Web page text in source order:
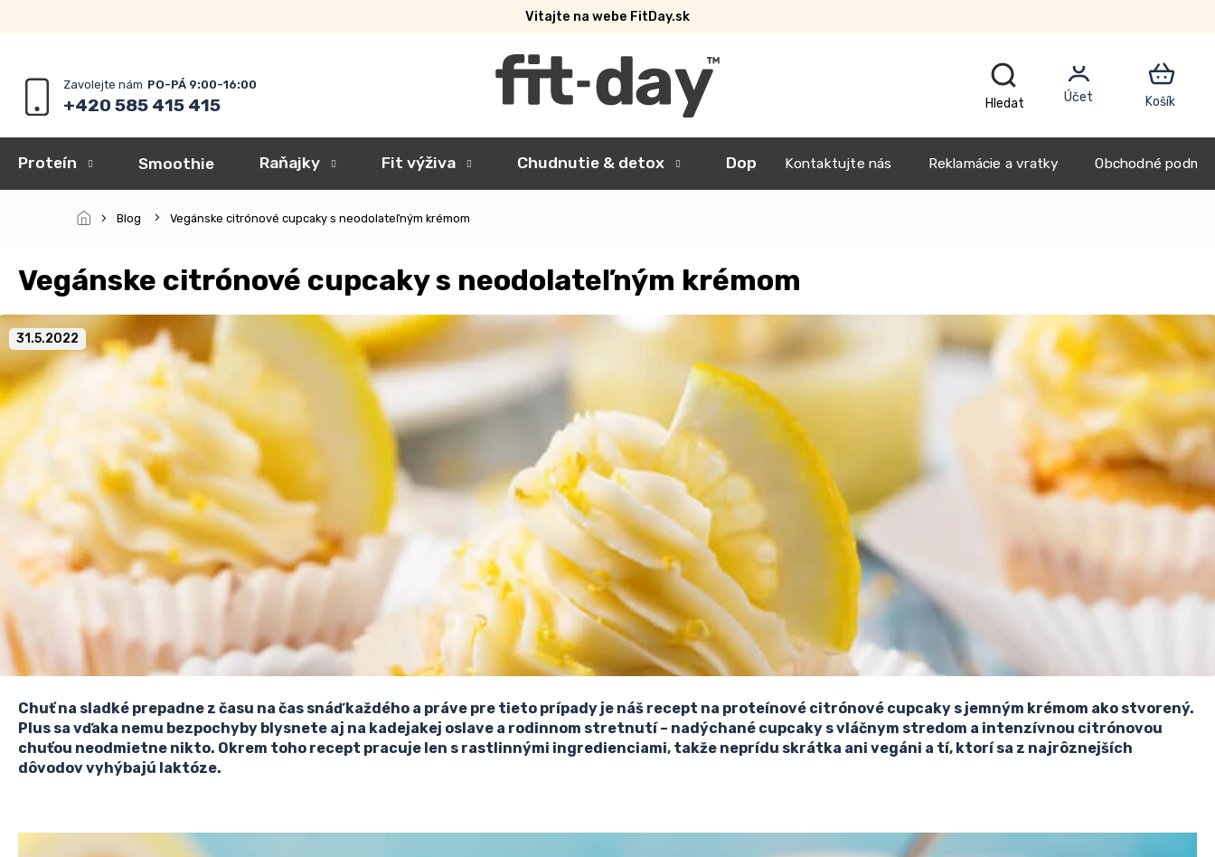
Vitajte na webe FitDay.sk
+420 585 415 415
Kontaktujte nás Reklamácie a vratky Obchodné
Proteín Smoothie Raňajky Fit výživa Chudnutie & detox Doplnky Blog Náš príbeh
Blog Vegánske citrónové cupcaky s neodolateľným krémom
Vegánske citrónové cupcaky s neodolateľným krémom
31.5.2022
Chuť na sladké prepadne z času na čas snáď každého a práve pre tieto prípady je náš recept na proteínové citrónové cupcaky s jemným krémom ako stvorený.
Plus sa vďaka nemu bezpochyby blysnete aj na kadejakej oslave a rodinnom stretnutí – nadýchané cupcaky s vláčnym stredom a intenzívnou citrónovou
chuťou neodmietne nikto. Okrem toho recept pracuje len s rastlinnými ingredienciami, takže neprídu skrátka ani vegáni a tí, ktorí sa z najrôznejších
dôvodov vyhýbajú laktóze.